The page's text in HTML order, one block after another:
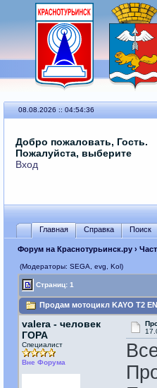
08.08.2026 :: 04:54:36
Добро пожаловать, Гость.
Пожалуйста, выберите
Вход
Главная Справка Поиск
Форум на Краснотурьинск.ру›
(Модераторы: SEGА, evg, Kol)
Страниц: 1
Продам мотоцикл KAYO T2
valera - человек
ГОРА
Специалист
Вне Форума